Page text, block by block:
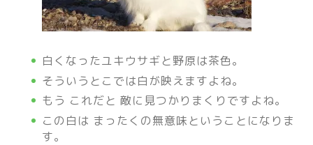
白くなったユキウサギと野原は茶色。
そういうとこでは白が映えますよね。
もう これだと 敵に見つかりまくりですよね。
この白は まったくの無意味ということになりま
す。